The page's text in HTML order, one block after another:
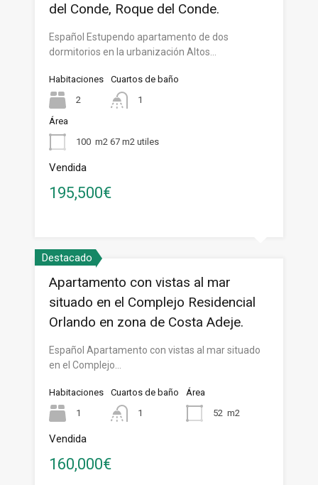
del Conde, Roque del Conde.
Español Estupendo apartamento de dos
dormitorios en la urbanización Altos…
Habitaciones
2
Cuartos de baño
1
Área
100 m2 67 m2 utiles
Vendida
195,500€
Destacado
Apartamento con vistas al mar
situado en el Complejo Residencial
Orlando en zona de Costa Adeje.
Español Apartamento con vistas al mar situado
en el Complejo…
Habitaciones
1
Cuartos de baño
1
Área
52 m2
Vendida
160,000€